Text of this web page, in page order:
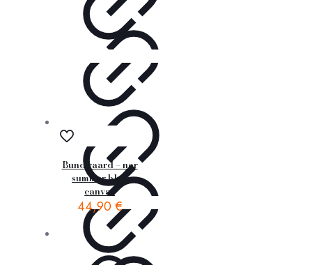
Bundgaard – nor
summer blue
canvas
44,90€